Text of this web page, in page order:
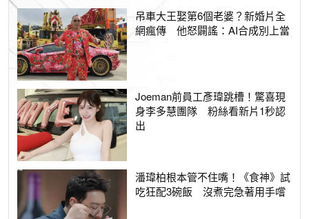
吊車大王娶第6個老婆？新婚片全
網瘋傳 他怒闢謠：AI合成別上當
Joeman前員工彥瑋跳槽！驚喜現
身李多慧團隊 粉絲看新片1秒認
出
潘瑋柏根本管不住嘴！《食神》試
吃狂配3碗飯 沒煮完急著用手嚐